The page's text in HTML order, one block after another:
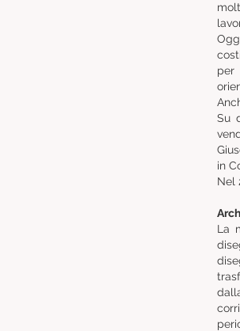
per
Su
in
Nel
La